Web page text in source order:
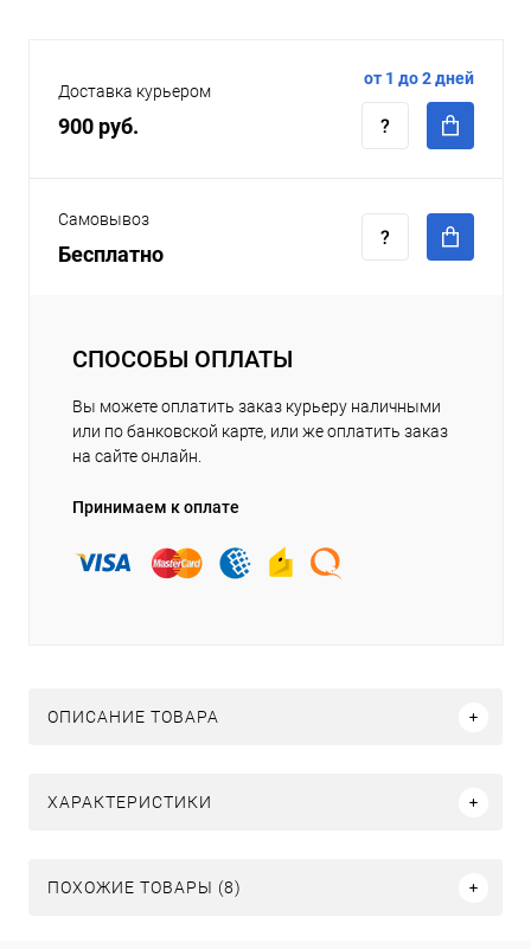
Доставка курьером
900 руб.
от 1 до 2 дней
Самовывоз
Бесплатно
СПОСОБЫ ОПЛАТЫ
Вы можете оплатить заказ курьеру наличными
или по банковской карте, или же оплатить заказ
на сайте онлайн.
Принимаем к оплате
ОПИСАНИЕ ТОВАРА
ХАРАКТЕРИСТИКИ
ПОХОЖИЕ ТОВАРЫ (8)